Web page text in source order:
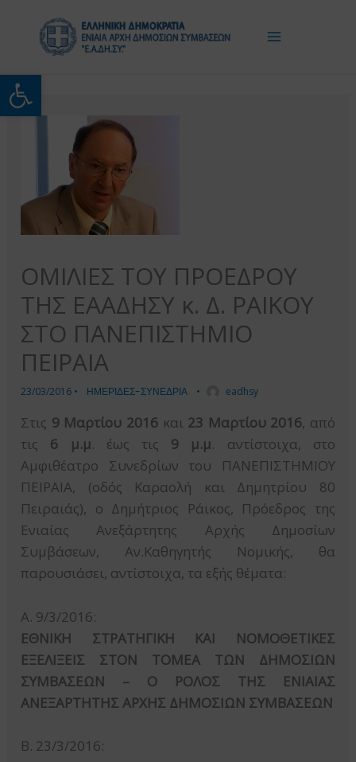
Ανοίξτε τη γραμμή
περιεχόμενο
ΟΜΙΛΙΕΣ ΤΟΥ ΠΡΟΕΔΡΟΥ
ΤΗΣ ΕΑΑΔΗΣΥ κ. Δ. ΡΑΙΚΟΥ
ΣΤΟ ΠΑΝΕΠΙΣΤΗΜΙΟ
ΠΕΙΡΑΙΑ
23/03/2016 • ΗΜΕΡΙΔΕΣ-ΣΥΝΕΔΡΙΑ • eadhsy
Στις 9 Μαρτίου 2016και 23 Μαρτίου 2016, από
τις 6 μ.μ. έως τις 9 μ.μ. αντίστοιχα, στο
Aμφιθέατρο Συνεδρίων του ΠΑΝΕΠΙΣΤΗΜΙΟΥ
ΠΕΙΡΑΙΑ, (οδός Καραολή και Δημητρίου 80
Πειραιάς), ο Δημήτριος Ράικος, Πρόεδρος της
Ενιαίας Ανεξάρτητης Αρχής Δημοσίων
Συμβάσεων, Αν.Καθηγητής Νομικής, θα
παρουσιάσει, αντίστοιχα, τα εξής θέματα:
Α. 9/3/2016:
ΕΘΝΙΚΗ ΣΤΡΑΤΗΓΙΚΗ ΚΑΙ ΝΟΜΟΘΕΤΙΚΕΣ
ΕΞΕΛΙΞΕΙΣ ΣΤΟΝ ΤΟΜΕΑ ΤΩΝ ΔΗΜΟΣΙΩΝ
ΣΥΜΒΑΣΕΩΝ – Ο ΡΟΛΟΣ ΤΗΣ ΕΝΙΑΙΑΣ
ΑΝΕΞΑΡΤΗΤΗΣ ΑΡΧΗΣ ΔΗΜΟΣΙΩΝ ΣΥΜΒΑΣΕΩΝ
Β. 23/3/2016: